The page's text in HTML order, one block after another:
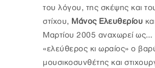
του λόγου, της σκέψης και
στίχου, Μάνος Ελευθερίου
Μαρτίου 2005 αναχωρεί ως…
«ελεύθερος κι ωραίος» ο
μουσικοσυνθέτης και